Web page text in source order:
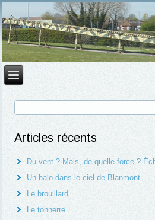
Articles récents
Du vent ? Mais, de quelle force ?
Un halo dans le ciel de Blanmont
Le brouillard
Le tonnerre